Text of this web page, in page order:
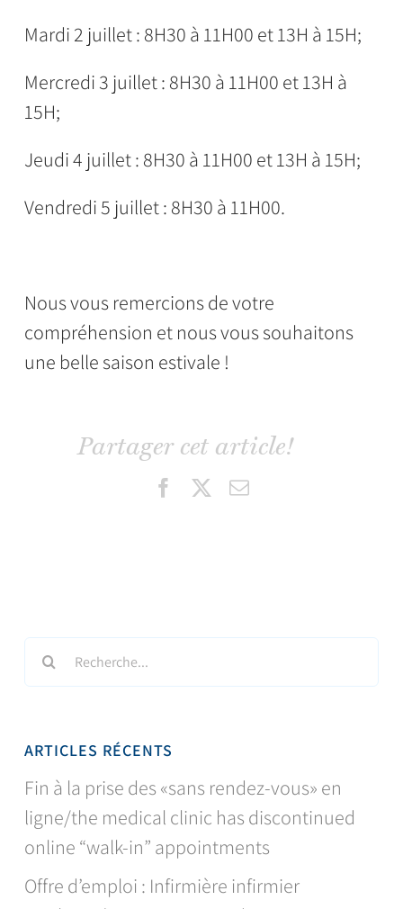
Mardi 2 juillet : 8H30 à 11H00 et 13H à 15H;
Mercredi 3 juillet : 8H30 à 11H00 et 13H à
15H;
Jeudi 4 juillet : 8H30 à 11H00 et 13H à 15H;
Vendredi 5 juillet : 8H30 à 11H00.
Nous vous remercions de votre
compréhension et nous vous souhaitons
une belle saison estivale !
Partager cet article!
FacebookEmail
Search
for:
ARTICLES RÉCENTS
Fin à la prise des «sans rendez-vous» en
ligne/the medical clinic has discontinued
online “walk-in” appointments
Offre d’emploi : Infirmière infirmier